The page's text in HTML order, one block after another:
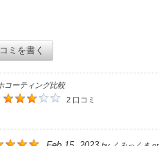
ミを書く
コーティング比較
2 口コミ